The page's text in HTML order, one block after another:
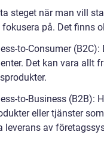
steget när man vill
på. Det finns
to-Consumer
Det kan vara allt
to-Business (B2B):
eller tjänster
leverans av